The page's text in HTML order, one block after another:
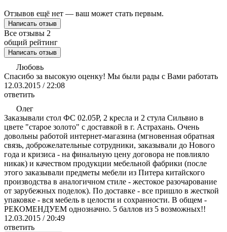
Отзывов ещё нет — ваш может стать первым.
Написать отзыв
Все отзывы 2
общий рейтинг
Написать отзыв
Любовь
Спасибо за высокую оценку! Мы были рады с Вами работать
12.03.2015 / 22:08
ответить
Олег
Заказывали стол ФС 02.05Р, 2 кресла и 2 стула Сильвио в
цвете "старое золото" с доставкой в г. Астрахань. Очень
довольны работой интернет-магазина (мгновенная обратная
связь, доброжелательные сотрудники, заказывали до Нового
года и кризиса - на финальную цену договора не повлияло
никак) и качеством продукции мебельной фабрики (после
этого заказывали предметы мебели из Питера китайского
производства в аналогичном стиле - жестокое разочарование
от зарубежных поделок). По доставке - все пришло в жесткой
упаковке - вся мебель в целости и сохранности. В общем -
РЕКОМЕНДУЕМ однозначно. 5 баллов из 5 возможных!!
12.03.2015 / 20:49
ответить